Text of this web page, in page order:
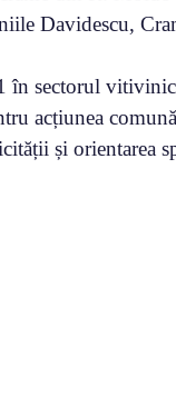
Davidescu,
sectorul
acțiunea
și orientarea